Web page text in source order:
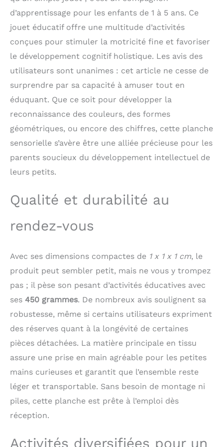
boutons, des horloges,
des calendriers, des
correspondances de
d'animaux, etc. Jouets
éducatifs Sûrs - Jouet
éducatif de livre occupé
pour les enfants de 1 à
6 ans (y compris les
enfants autistes).
et ABS, il est doux et
inoffensif pour les
enfants. Il est
extrêmement durable et
Montessori sont
solidement fixés.
Jouez Tout en
Apprenant - Ce tableau
petits permet au bébé
de s'habiller à son
propre rythme,
compétences de base
telles que la motricité
fine et la flexibilité des
doigts tout en restant
divertissant. La page du
bouton Octopus aide à
coordination œil - main.
météorologiques
d’apprentissage pour les enfants de 1 à 5 ans. Ce
jouet éducatif offre une multitude d’activités
conçues pour stimuler la motricité fine et favoriser
le développement cognitif holistique. Les avis des
utilisateurs sont unanimes : cet article ne cesse de
surprendre par sa capacité à amuser tout en
éduquant. Que ce soit pour développer la
reconnaissance des couleurs, des formes
géométriques, ou encore des chiffres, cette planche
sensorielle s’avère être une alliée précieuse pour les
parents soucieux du développement intellectuel de
leurs petits.
Qualité et durabilité au
rendez-vous
Avec ses dimensions compactes de 1 x 1 x 1 cm, le
produit peut sembler petit, mais ne vous y trompez
pas ; il pèse son pesant d’activités éducatives avec
ses 450 grammes. De nombreux avis soulignent sa
robustesse, même si certains utilisateurs expriment
des réserves quant à la longévité de certaines
pièces détachées. La matière principale en tissu
assure une prise en main agréable pour les petites
mains curieuses et garantit que l’ensemble reste
léger et transportable. Sans besoin de montage ni
piles, cette planche est prête à l’emploi dès
réception.
Activités diversifiées pour un